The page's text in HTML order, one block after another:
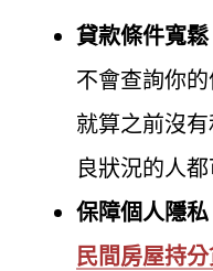
貸款條件寬鬆
不會查詢你
就算之前沒
良狀況的人都
保障個人隱私
民間房屋持